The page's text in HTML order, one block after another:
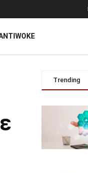
Trending